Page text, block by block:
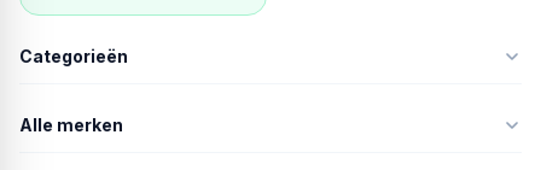
Categorieën
Alle merken